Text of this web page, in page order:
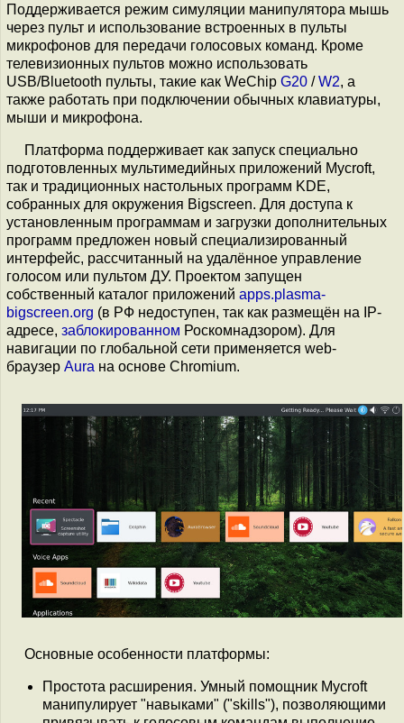
Поддерживается режим симуляции манипулятора мышь
через пульт и использование встроенных в пульты
микрофонов для передачи голосовых команд. Кроме
телевизионных пультов можно использовать
USB/Bluetooth пульты, такие как WeChip G20 /W2, а
также работать при подключении обычных клавиатуры,
мыши и микрофона.
Платформа поддерживает как запуск специально
подготовленных мультимедийных приложений Mycroft,
так и традиционных настольных программ KDE,
собранных для окружения Bigscreen. Для доступа к
установленным программам и загрузки дополнительных
программ предложен новый специализированный
интерфейс, рассчитанный на удалённое управление
голосом или пультом ДУ. Проектом запущен
собственный каталог приложений apps.plasma-
bigscreen.org (в РФ недоступен, так как размещён на IP-
адресе, заблокированном Роскомнадзором). Для
навигации по глобальной сети применяется web-
браузер Aura на основе Chromium.
Основные особенности платформы:
Простота расширения. Умный помощник Mycroft
манипулирует "навыками" ("skills"), позволяющими